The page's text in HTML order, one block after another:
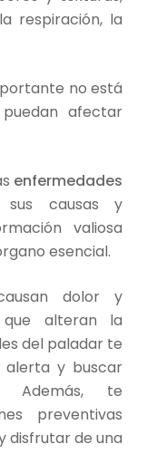
respiración, la
no está
afectar
enfermedades
sus causas y
valiosa
esencial.
dolor y
que alteran la
del paladar te
alerta y buscar
Además, te
preventivas
disfrutar de una